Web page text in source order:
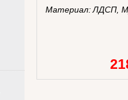
Материал:ЛДСП,